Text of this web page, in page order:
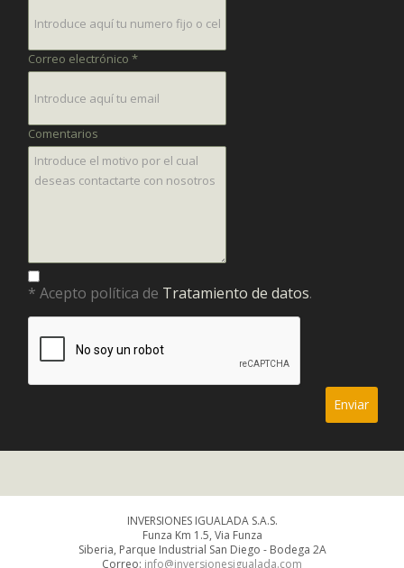
Correo electrónico *
Comentarios
* Acepto política de Tratamiento de datos.
INVERSIONES IGUALADA S.A.S.
Funza Km 1.5, Via Funza
Siberia, Parque Industrial San Diego - Bodega 2A
Correo: info@inversionesigualada.com